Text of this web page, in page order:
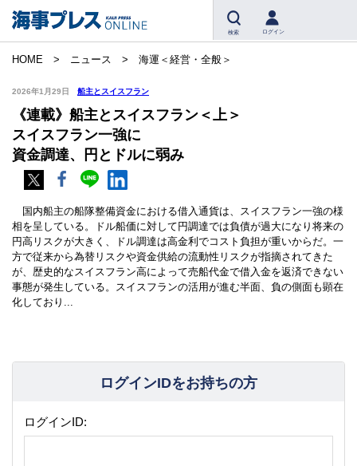
検索 ログイン
HOME ニュース 海運＜経営・全般＞
2026年1月29日 船主とスイスフラン
《連載》船主とスイスフラン＜上＞
スイスフラン一強に
資金調達、円とドルに弱み
国内船主の船隊整備資金における借入通貨は、スイスフラン一強の様
相を呈している。ドル船価に対して円調達では負債が過大になり将来の
円高リスクが大きく、ドル調達は高金利でコスト負担が重いからだ。一
方で従来から為替リスクや資金供給の流動性リスクが指摘されてきた
が、歴史的なスイスフラン高によって売船代金で借入金を返済できない
事態が発生している。スイスフランの活用が進む半面、負の側面も顕在
化しており...
ログインIDをお持ちの方
ログインID: